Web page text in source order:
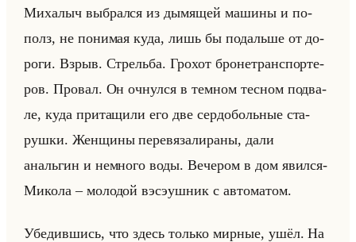
Ми­ха­лыч вы­брал­ся из ды­мя­щей ма­ши­ны и по­
полз, не по­ни­мая куда, лишь бы по­дальше от до­
ро­ги. Взрыв. Стрельба. Гро­хот бро­не­транс­пор­те­
ров. Про­вал. Он оч­нул­ся в тем­ном тес­ном под­ва­
ле, куда при­та­щи­ли его две сер­до­больные ста­
руш­ки. Жен­щи­ны пе­ре­вя­за­ли­ра­ны, дали
анальгин и немно­го воды. Ве­че­ром в дом явил­ся­
Ми­ко­ла – мо­ло­дой вэ­сэуш­ник с ав­то­ма­том.
Убе­див­шись, что здесь только мир­ные, ушёл. На